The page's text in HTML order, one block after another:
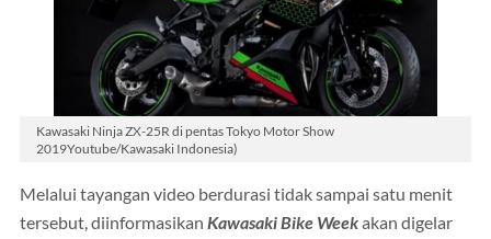
Kawasaki Ninja ZX-25R di pentas Tokyo Motor Show
2019Youtube/Kawasaki Indonesia)
Melalui tayangan video berdurasi tidak sampai satu menit
tersebut, diinformasikan Kawasaki Bike Weekakan digelar